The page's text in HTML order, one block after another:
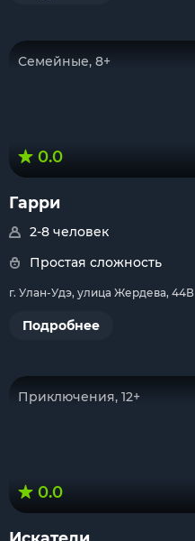
Семейные, 8+
0.0
Гарри
2-8 человек
Простая сложность
г. Улан-Удэ, улица Жердева, 44В
Подробнее
Приключения, 12+
0.0